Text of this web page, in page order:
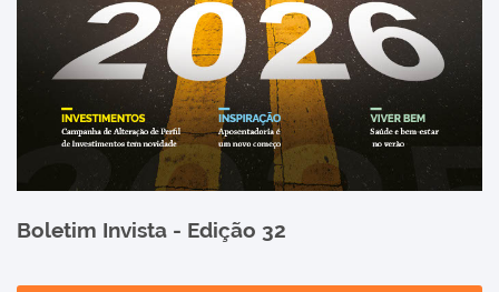
Boletim Invista - Edição 32